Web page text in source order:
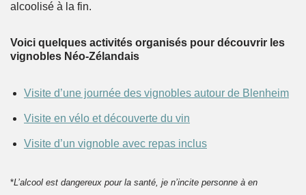
alcoolisé à la fin.
Voici quelques activités organisés pour découvrir les
vignobles Néo-Zélandais
Visite d’une journée des vignobles autour de Blenheim
Visite en vélo et découverte du vin
Visite d’un vignoble avec repas inclus
*L’alcool est dangereux pour la santé, je n’incite personne à en